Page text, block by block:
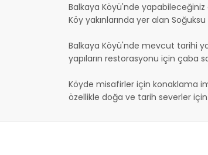
Balkaya Köyü'nde
Köy yakınlarında yer alan
Balkaya Köyü'nde mevcut tarihi
yapıların restorasyonu için çaba
Köyde misafirler için konaklama
özellikle doğa ve tarih severler